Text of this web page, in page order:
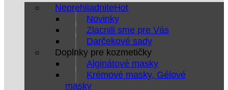
Neprehliadnite
Novinky
Zlacnili sme pre Vás
Darčekové sady
Doplnky pre kozmetičky
Alginátové masky
Krémové masky, Gélové
masky